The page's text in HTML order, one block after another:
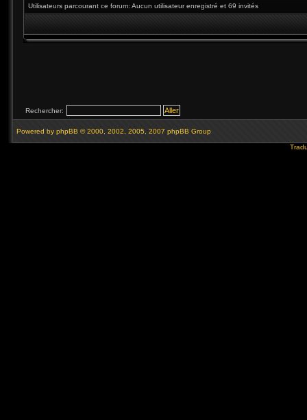
Utilisateurs parcourant ce forum: Aucun utilisateur enregistré et 69 invités
Rechercher:
Powered by phpBB © 2000, 2002, 2005, 2007 phpBB Group